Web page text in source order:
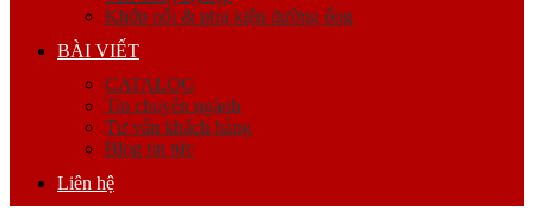
Khớp nối & phụ kiện đường ống
BÀI VIẾT
CATALOG
Tin chuyên ngành
Tư vấn khách hàng
Blog tin tức
Liên hệ